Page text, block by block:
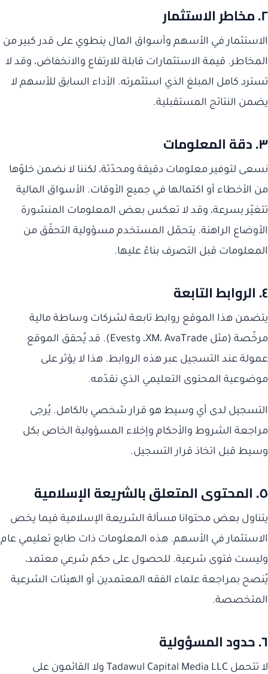
٢. مخاطر الاستثمار
الاستثمار في الأسهم وأسواق المال ينطوي على قدر كبير من
المخاطر. قيمة الاستثمارات قابلة للارتفاع والانخفاض، وقد لا
تسترد كامل المبلغ الذي استثمرته. الأداء السابق للأسهم لا
يضمن النتائج المستقبلية.
٣. دقة المعلومات
نسعى لتوفير معلومات دقيقة ومحدّثة، لكننا لا نضمن خلوّها
من الأخطاء أو اكتمالها في جميع الأوقات. الأسواق المالية
تتغيّر بسرعة، وقد لا تعكس بعض المعلومات المنشورة
الأوضاع الراهنة. يتحمّل المستخدم مسؤولية التحقّق من
المعلومات قبل التصرف بناءً عليها.
٤. الروابط التابعة
يتضمن هذا الموقع روابط تابعة لشركات وساطة مالية
مرخّصة (مثل XM، AvaTrade، وEvest). قد يُحقق الموقع
عمولة عند التسجيل عبر هذه الروابط. هذا لا يؤثر على
موضوعية المحتوى التعليمي الذي نقدّمه.
التسجيل لدى أي وسيط هو قرار شخصي بالكامل. يُرجى
مراجعة الشروط والأحكام وإخلاء المسؤولية الخاص بكل
وسيط قبل اتخاذ قرار التسجيل.
٥. المحتوى المتعلق بالشريعة الإسلامية
يتناول بعض محتوانا مسألة الشريعة الإسلامية فيما يخص
الاستثمار في الأسهم. هذه المعلومات ذات طابع تعليمي عام
وليست فتوى شرعية. للحصول على حكم شرعي معتمد،
يُنصح بمراجعة علماء الفقه المعتمدين أو الهيئات الشرعية
المتخصصة.
٦. حدود المسؤولية
لا تتحمل Tadawul Capital Media LLC ولا القائمون على